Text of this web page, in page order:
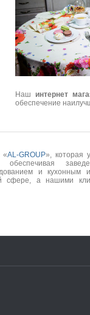
Наш интернет
обеспечение
«AL-GROUP», которая
и кухонным
сфере, а нашими